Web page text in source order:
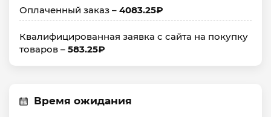
Оплаченный заказ – 4083.25₽
Квалифицированная заявка с сайта на покупку
товаров – 583.25₽
Время ожидания